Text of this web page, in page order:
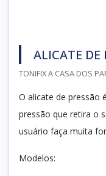
ALICATE DE
TONIFIX A CASA DOS
O alicate de pressão
pressão que retira o
usuário faça muita
Modelos: